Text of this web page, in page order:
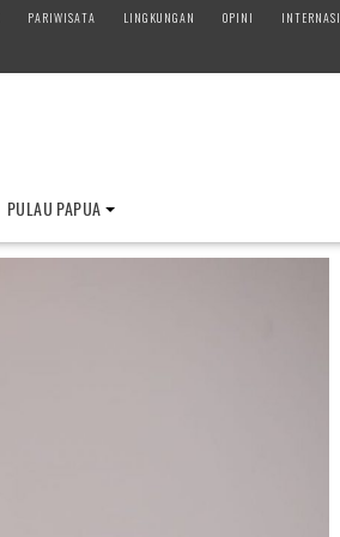
PARIWISATA LINGKUNGAN OPINI
PULAU PAPUA